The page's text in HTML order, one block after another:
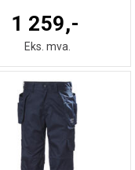
1 259,-
Eks. mva.